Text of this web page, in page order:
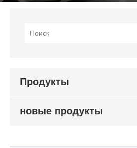
Продукты
новые продукты